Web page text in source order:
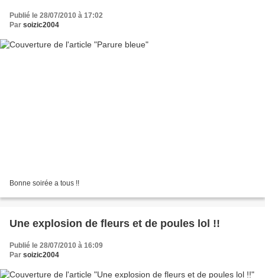
Publié le 28/07/2010 à 17:02
Par soizic2004
Bonne soirée a tous !!
Une explosion de fleurs et de poules lol !!
Publié le 28/07/2010 à 16:09
Par soizic2004